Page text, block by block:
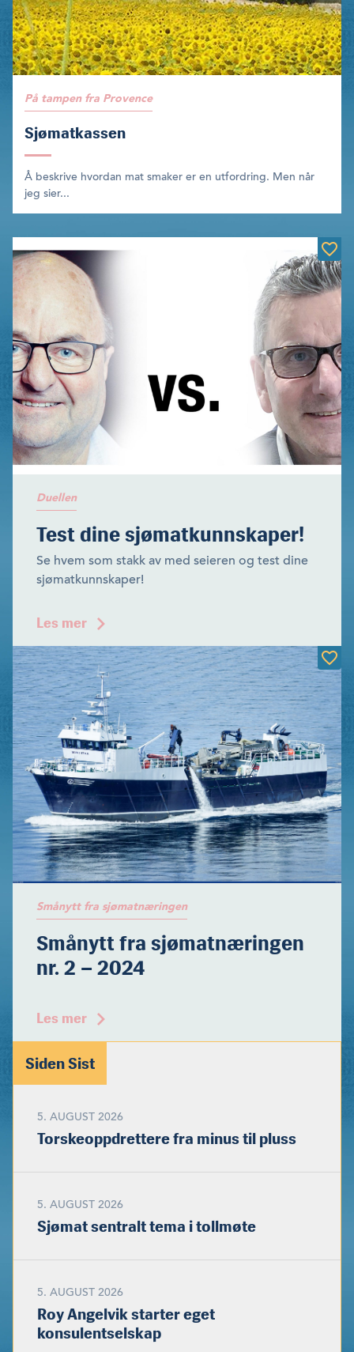
På tampen fra Provence
Sjømatkassen
Å beskrive hvordan mat smaker er en utfordring. Men når
jeg sier...
Duellen
Test dine sjømatkunnskaper!
Se hvem som stakk av med seieren og test dine
sjømatkunnskaper!
Les mer
Smånytt fra sjømatnæringen
Smånytt fra sjømatnæringen
nr. 2 – 2024
Les mer
Siden Sist
5. AUGUST 2026
Torskeoppdrettere fra minus til pluss
5. AUGUST 2026
Sjømat sentralt tema i tollmøte
5. AUGUST 2026
Roy Angelvik starter eget
konsulentselskap